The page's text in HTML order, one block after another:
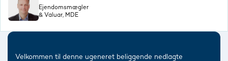
Ejendomsmægler
& Valuar, MDE
Velkommen til denne ugeneret beliggende nedlagte